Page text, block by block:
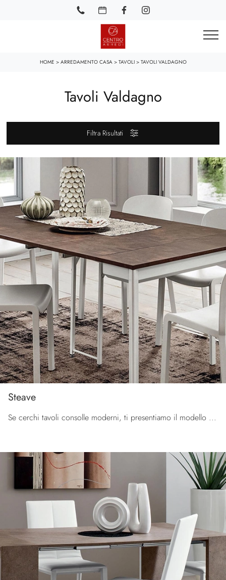
HOME > ARREDAMENTO CASA> TAVOLI> TAVOLI VALDAGNO
Tavoli Valdagno
Filtra Risultati
Steave
Se cerchi tavoli consolle moderni, ti presentiamo il modello da pranzo in HPL Steave della marca La Primavera.